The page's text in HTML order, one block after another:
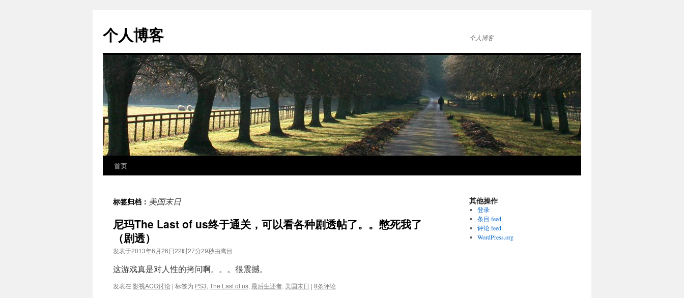
个人博客 个人博客
正
首页
标签归档： 美国末日
尼玛The Last of us终于通关，可以看各种剧透帖了。。憋死我了
（剧透）
发表于2013年6月26日22时27分29秒由鹰目
这游戏真是对人性的拷问啊。。。很震撼。
发表在影视ACG讨论 | 标签为 PS3, The Last of us, 最后生还者, 美国末日 | 8条评论
其他操作
登录
条目 feed
评论 feed
WordPress.org